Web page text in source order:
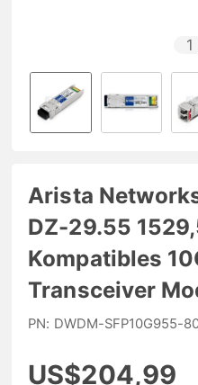
1
Arista
DZ-29.55
Kompatibles
Transceiver
PN: DWDM-SFP10G955-
US$204,99